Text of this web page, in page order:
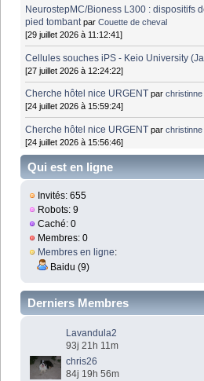
NeurostepMC/Bioness L300 : dispositifs
pied tombant parCouette de cheval
[29 juillet 2026 à 11:12:41]
Cellules souches iPS - Keio University
[27 juillet 2026 à 12:24:22]
Cherche hôtel nice URGENT parchristinne
[24 juillet 2026 à 15:59:24]
Cherche hôtel nice URGENT parchristinne
[24 juillet 2026 à 15:56:46]
Qui est en ligne
Invités: 655
Robots: 9
Caché: 0
Membres: 0
Membres en ligne:
Baidu (9)
Derniers Membres
Lavandula2
93j 21h 11m
chris26
84j 19h 56m